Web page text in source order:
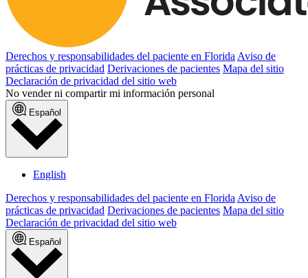
Derechos y responsabilidades del paciente en Florida Aviso de
prácticas de privacidad Derivaciones de pacientes Mapa del sitio
Declaración de privacidad del sitio web
No vender ni compartir mi información personal
Español
English
Derechos y responsabilidades del paciente en Florida Aviso de
prácticas de privacidad Derivaciones de pacientes Mapa del sitio
Declaración de privacidad del sitio web
Español